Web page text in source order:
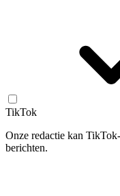
TikTok
Onze redactie kan
berichten.